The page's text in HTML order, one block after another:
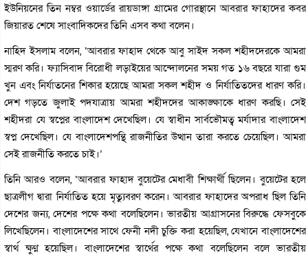
ইউনিয়নের তিন নম্বর ওয়ার্ডের রায়ডাঙ্গা গ্রামের গোরস্থানে আবরার ফাহাদের কবর
জিয়ারত শেষে সাংবাদিকদের তিনি এসব কথা বলেন।
নাহিদ ইসলাম বলেন, ‘আবরার ফাহাদ থেকে আবু সাইদ সকল শহীদদেরকে আমরা
স্মরণ করি। ফ্যাসিবাদ বিরোধী লড়াইয়ের আন্দোলনের সময় গত ১৬ বছরে যারা গুম
খুন এবং নির্যাতনের শিকার হয়েছে আমরা সকল শহীদ ও নির্যাতিতদের ধারণ করি।
দেশ গড়তে জুলাই পদযাত্রায় আমরা শহীদদের আকাঙ্ক্ষাকে ধারণ করছি। সেই
শহীদরা যে স্বপ্নের বাংলাদেশ দেখেছিল। যে স্বাধীন সার্বভৌমত্ব মর্যাদার বাংলাদেশ
স্বপ্ন দেখেছিল। যে বাংলাদেশপন্থি রাজনীতির উত্থান তারা করতে চেয়েছিল। আমরা
সেই রাজনীতি করতে চাই।’
তিনি আরও বলেন, ‘আবরার ফাহাদ বুয়েটের মেধাবী শিক্ষার্থী ছিলেন। বুয়েটের হলে
ছাত্রলীগ দ্বারা নির্যাতিত হয়ে মৃত্যুবরণ করেন। আবরার ফাহাদের অপরাধ ছিল তিনি
দেশের জন্য, দেশের পক্ষে কথা বলেছিলেন। ভারতীয় আগ্রাসনের বিরুদ্ধে ফেসবুকে
লিখেছিলেন। বাংলাদেশের সাথে ফেনী নদী চুক্তি করা হয়েছিল, যেখানে বাংলাদেশের
স্বার্থ ক্ষুণ্ন হয়েছিল। বাংলাদেশের স্বার্থের পক্ষে কথা বলেছিলেন বলে ভারতীয়